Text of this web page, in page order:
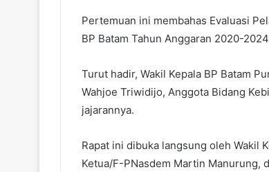
Pertemuan ini membahas Evaluasi
BP Batam Tahun Anggaran 2020-
Turut hadir, Wakil Kepala BP Batam
Wahjoe Triwidijo, Anggota Bidang
jajarannya.
Rapat ini dibuka langsung oleh Wakil
Ketua/F-PNasdem Martin Manurung,